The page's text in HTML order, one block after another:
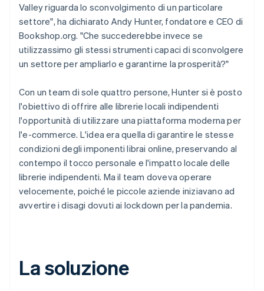
Valley riguarda lo sconvolgimento di un particolare
settore", ha dichiarato Andy Hunter, fondatore e CEO di
Bookshop.org. "Che succederebbe invece se
utilizzassimo gli stessi strumenti capaci di sconvolgere
un settore per ampliarlo e garantirne la prosperità?"
Con un team di sole quattro persone, Hunter si è posto
l'obiettivo di offrire alle librerie locali indipendenti
l'opportunità di utilizzare una piattaforma moderna per
l'e-commerce. L'idea era quella di garantire le stesse
condizioni degli imponenti librai online, preservando al
contempo il tocco personale e l'impatto locale delle
librerie indipendenti. Ma il team doveva operare
velocemente, poiché le piccole aziende iniziavano ad
avvertire i disagi dovuti ai lockdown per la pandemia.
La soluzione